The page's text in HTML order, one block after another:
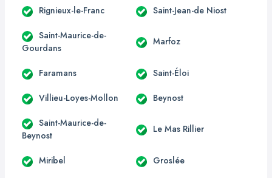
Rignieux-le-Franc Saint-Jean-de Niost
Saint-Maurice-de-
Gourdans
Marfoz
Faramans Saint-Éloi
Villieu-Loyes-Mollon Beynost
Saint-Maurice-de-
Beynost
Le Mas Rillier
Miribel Groslée